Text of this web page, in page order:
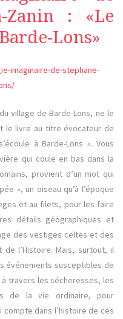
Zanin : «Le
Lons»
imaginaire-de-stephane-
village de Barde-Lons, ne le
le livre au titre évocateur de
à Barde-Lons ». Vous
qui coule en bas dans la
provient d’un mot qui
», un oiseau qu’à l’époque
et au filets, pour les faire
détails géographiques et
des vestiges celtes et des
l’Histoire. Mais, surtout, il
événements susceptibles de
travers les sécheresses, les
de la vie ordinaire, pour
dans l’histoire de ces